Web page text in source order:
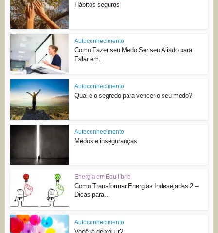
Hábitos seguros
Autoconhecimento
Como Fazer seu Medo Ser seu Aliado para
Falar em...
Autoconhecimento
Qual é o segredo para vencer o seu medo?
Autoconhecimento
Medos e inseguranças
Energia em Equilíbrio
Como Transformar Energias Indesejadas 2 –
Dicas para...
Autoconhecimento
Você já deixou ir?